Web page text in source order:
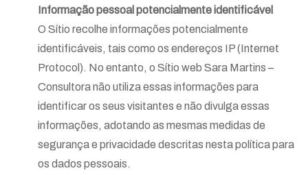
Informação pessoal potencialmente identificável
O Sítio recolhe informações potencialmente
identificáveis, tais como os endereços IP (Internet
Protocol). No entanto, o Sítio web Sara Martins –
Consultora não utiliza essas informações para
identificar os seus visitantes e não divulga essas
informações, adotando as mesmas medidas de
segurança e privacidade descritas nesta política para
os dados pessoais.